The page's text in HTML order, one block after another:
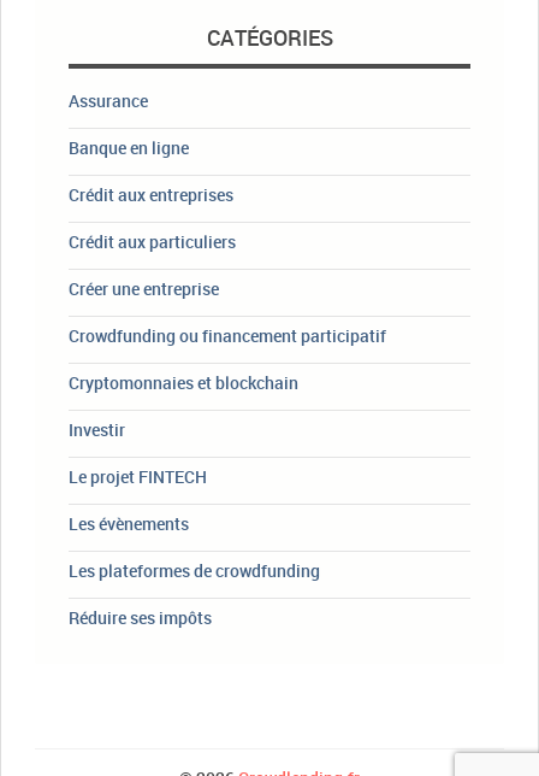
CATÉGORIES
Assurance
Banque en ligne
Crédit aux entreprises
Crédit aux particuliers
Créer une entreprise
Crowdfunding ou financement participatif
Cryptomonnaies et blockchain
Investir
Le projet FINTECH
Les évènements
Les plateformes de crowdfunding
Réduire ses impôts